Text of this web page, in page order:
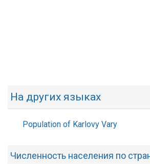
На других языках
Population of Karlovy Vary
Численность населения по